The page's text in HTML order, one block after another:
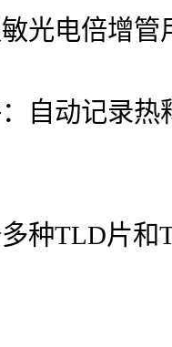
光电倍增
自动记录
种TLD片